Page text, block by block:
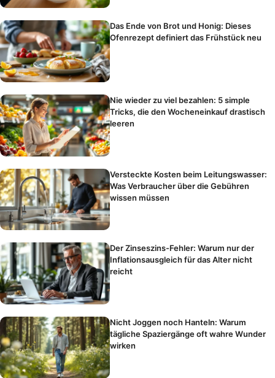
Das Ende von Brot und Honig: Dieses
Ofenrezept definiert das Frühstück neu
Nie wieder zu viel bezahlen: 5 simple
Tricks, die den Wocheneinkauf drastisch
leeren
Versteckte Kosten beim Leitungswasser:
Was Verbraucher über die Gebühren
wissen müssen
Der Zinseszins-Fehler: Warum nur der
Inflationsausgleich für das Alter nicht
reicht
Nicht Joggen noch Hanteln: Warum
tägliche Spaziergänge oft wahre Wunder
wirken